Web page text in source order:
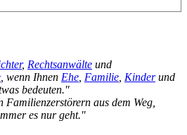
, Rechtsanwälte und
, wenn Ihnen Ehe Familie Kinderund
bedeuten."
Familienzerstörern aus dem Weg,
es nur geht."